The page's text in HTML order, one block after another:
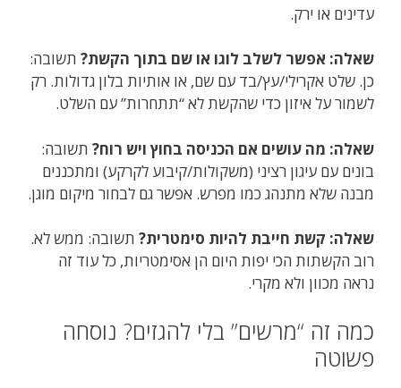
עדינים או ירק.
שאלה: אפשר לשלב לוגו או שם בתוך הקשת? תשובה:
כן. שלט אקרילי/עץ/בד עם שם, או אותיות בלון גדולות. רק
לשמור על איזון כדי שהקשת לא “תתחרות” עם השלט.
שאלה: מה עושים אם הכניסה בחוץ ויש רוח? תשובה:
בונים עם עיגון רציני (משקולות/קיבוע לקרקע) ומתכננים
מבנה שלא מתנהג כמו מפרש. אפשר גם לבחור מיקום מוגן.
שאלה: קשת חייבת להיות סימטרית? תשובה: ממש לא.
רוב הקשתות הכי יפות היום הן אסימטריות, כל עוד זה
נראה מכוון ולא מקרי.
כמה זה “מרשים” בלי להגזים? נוסחה
פשוטה